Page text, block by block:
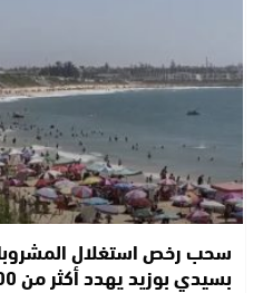
سحب رخص استغلال
بسيدي بوزيد يهدد أكثر من 400 منصب شغل